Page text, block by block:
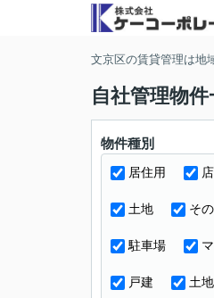
文京区の賃貸管理は地
自社管理物
物件種別
居住用
土地 そ
駐車場
戸建 土地